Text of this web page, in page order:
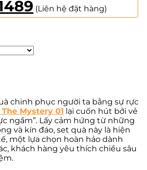
(Liên hệ đặt hàng)
chinh phục người ta bằng sự rực
Mystery 01 lại cuốn hút bởi vẻ
ngầm”. Lấy cảm hứng từ những
và kín đáo, set quà này là hiện
một lựa chọn hoàn hảo dành
khách hàng yêu thích chiều sâu